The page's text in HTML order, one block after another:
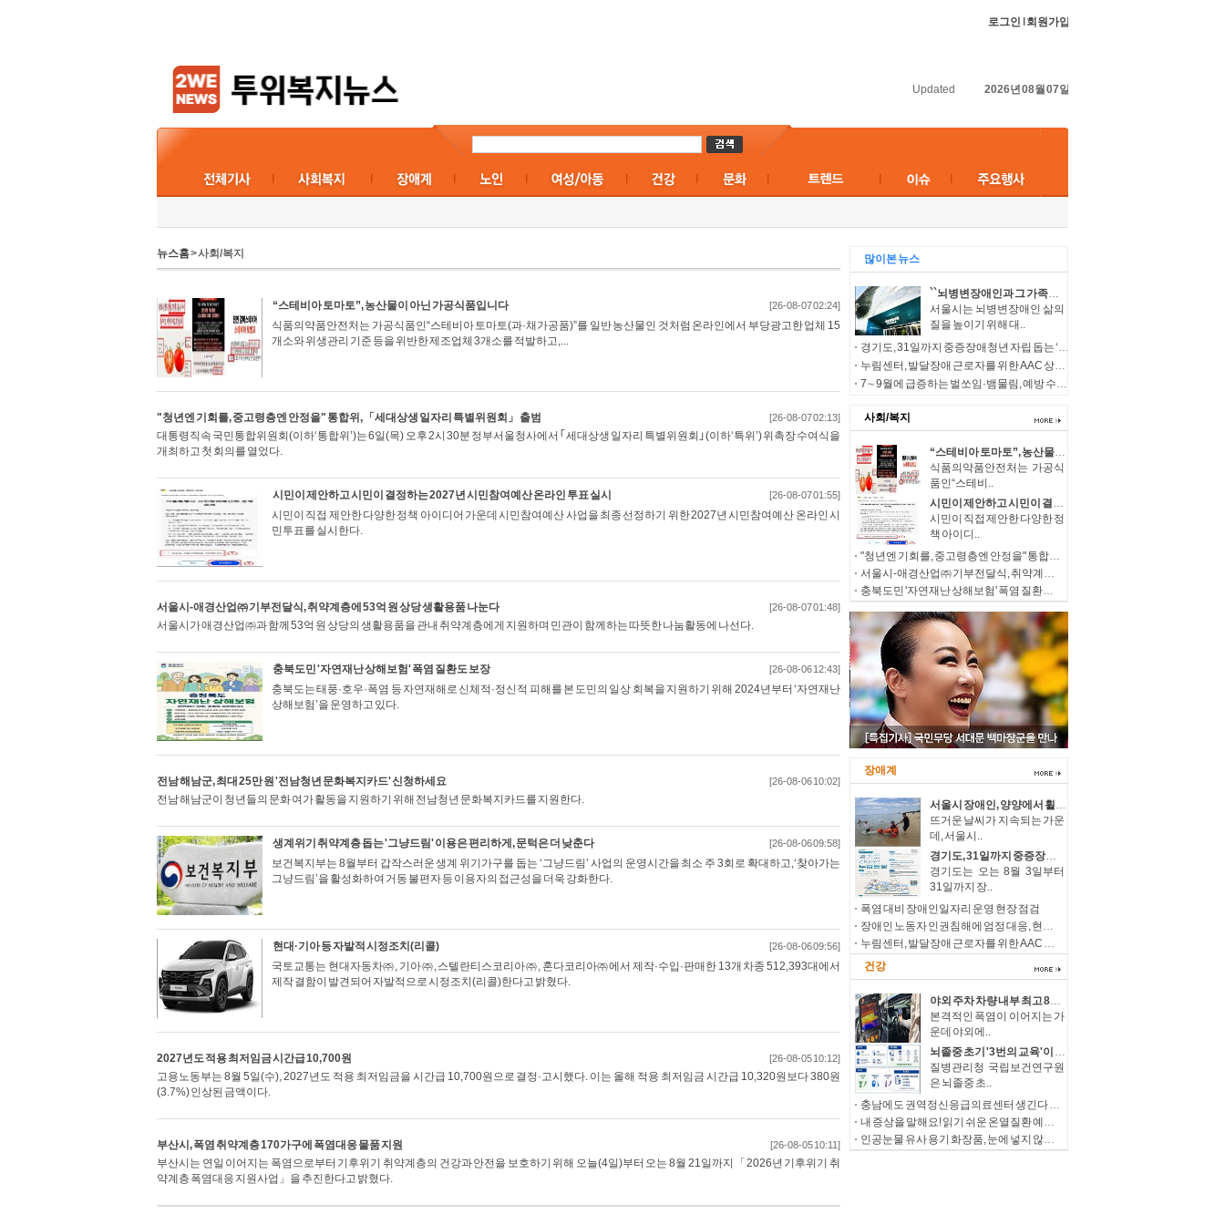
로그인 회원가입
Updated 2026년 08월 07일
많이본 뉴스
``뇌병변장애인과 그 가족들의 보다 나은 삶을 위해``…서울시, 다양한 복지서비스 지원
서울시는 뇌병변장애인 삶의
질을 높이기 위해 대..
경기도, 31일까지 중증장애청년 자립 돕는 ‘누림통장’ 모집
누림센터, 발달장애 근로자를 위한 AAC 상징물 ‘나의 일터 누림’ 개발
7∼9월에 급증하는 벌쏘임·뱀물림, 예방 수칙 준수 필요
사회/복지
“스테비아 토마토”, 농산물이 아닌 가공식품입니다
식품의약품안전처는 가공식
품인“스테비..
시민이 제안하고 시민이 결정하는 2027년 시민참여예산 온라인 투표 실시
시민이 직접 제안한 다양한 정
책 아이디..
"청년엔 기회를, 중고령층엔 안정을" 통합위, 「세대상생 일자리 특별위원회」 출범
서울시-애경산업㈜ 기부전달식, 취약계층에 53억 원 상당 생활용품 나눈다
충북도민 '자연재난 상해보험' 폭염 질환도 보장
장애계
서울시 장애인, 양양에서 휠체어 타고 시원한 여름바다 만끽
뜨거운 날씨가 지속되는 가운
데, 서울시..
경기도, 31일까지 중증장애청년 자립 돕는 ‘누림통장’ 모집
경기도는 오는 8월 3일부터
31일까지 장..
폭염 대비 장애인일자리 운영 현장 점검
장애인 노동자 인권침해에 엄정 대응, 현장 감독 강화 및 제도개선 추진
누림센터, 발달장애 근로자를 위한 AAC 상징물 ‘나의 일터 누림’ 개발
건강
야외 주차 차량 내부 최고 85.5℃… 폭염 속 온열질환·차량 방치사고 주의
본격적인 폭염이 이어지는 가
운데 야외에..
뇌졸중 초기 '3번의 교육'이 삶을 바꾼다 우울감 낮추고 삶의 질, 직장 복귀율 높여
질병관리청 국립보건연구원
은 뇌졸중 초..
충남에도 권역정신응급의료센터 생긴다 정신응급환자 치료 접근성 확대
내 증상을 말해요! 읽기 쉬운 온열질환 예방과 대처
인공눈물 유사 용기 화장품, 눈에 넣지 않도록 주의하세요!
뉴스홈> 사회/복지
“스테비아 토마토”, 농산물이 아닌 가공식품입니다 [26-08-07 02:24]
식품의약품안전처는 가공식품인“스테비아 토마토(과·채가공품)”를 일반 농산물인 것처럼 온라인에서 부당광고한 업체 15
개소와 위생관리 기준 등을 위반한 제조업체 3개소를 적발하고,...
"청년엔 기회를, 중고령층엔 안정을" 통합위, 「세대상생 일자리 특별위원회」 출범 [26-08-07 02:13]
대통령직속 국민통합위원회(이하‘통합위’)는 6일(목) 오후 2시 30분 정부서울청사에서 ｢세대상생 일자리 특별위원회｣(이하‘특위’) 위촉장 수여식을
개최하고 첫 회의를 열었다.
시민이 제안하고 시민이 결정하는 2027년 시민참여예산 온라인 투표 실시 [26-08-07 01:55]
시민이 직접 제안한 다양한 정책 아이디어 가운데 시민참여예산 사업을 최종 선정하기 위한 2027년 시민참여예산 온라인 시
민투표를 실시한다.
서울시-애경산업㈜ 기부전달식, 취약계층에 53억 원 상당 생활용품 나눈다 [26-08-07 01:48]
서울시가 애경산업㈜과 함께 53억 원 상당의 생활용품을 관내 취약계층에게 지원하며 민관이 함께하는 따뜻한 나눔활동에 나선다.
충북도민 '자연재난 상해보험' 폭염 질환도 보장 [26-08-06 12:43]
충북도는 태풍·호우·폭염 등 자연재해로 신체적·정신적 피해를 본 도민의 일상 회복을 지원하기 위해 2024년부터 ‘자연재난
상해보험’을 운영하고 있다.
전남 해남군, 최대 25만 원 '전남청년 문화복지카드' 신청하세요 [26-08-06 10:02]
전남 해남군이 청년들의 문화 여가 활동을 지원하기 위해 전남청년 문화복지카드를 지원한다.
생계위기 취약계층 돕는 '그냥드림' 이용은 편리하게, 문턱은 더 낮춘다 [26-08-06 09:58]
보건복지부는 8월부터 갑작스러운 생계 위기가구를 돕는 ‘그냥드림’ 사업의 운영시간을 최소 주 3회로 확대하고,‘찾아가는
그냥드림’을 활성화하여 거동 불편자 등 이용자의 접근성을 더욱 강화한다.
현대·기아 등 자발적 시정조치(리콜) [26-08-06 09:56]
국토교통는 현대자동차㈜, 기아㈜, 스텔란티스코리아㈜, 혼다코리아㈜에서 제작·수입·판매한 13개 차종 512,393대에서
제작 결함이 발견되어 자발적으로 시정조치(리콜)한다고 밝혔다.
2027년도 적용 최저임금 시간급 10,700원 [26-08-05 10:12]
고용노동부는 8월 5일(수), 2027년도 적용 최저임금을 시간급 10,700원으로 결정·고시했다. 이는 올해 적용 최저임금 시간급 10,320원보다 380원
(3.7%) 인상된 금액이다.
부산시, 폭염 취약계층 170가구에 폭염대응 물품 지원 [26-08-05 10:11]
부산시는 연일 이어지는 폭염으로부터 기후위기 취약계층의 건강과 안전을 보호하기 위해 오늘(4일)부터 오는 8월 21일까지 「2026년 기후위기 취
약계층 폭염대응 지원사업」을 추진한다고 밝혔다.